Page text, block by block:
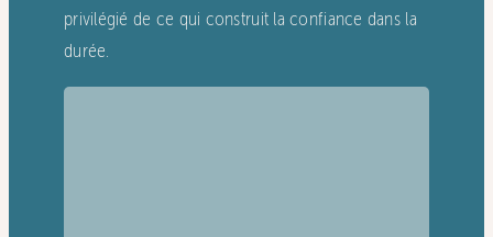
privilégié de ce qui construit la confiance dans la
durée.